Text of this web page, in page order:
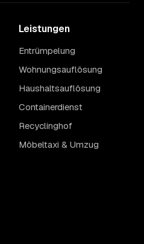
Leistungen
Entrümpelung
Wohnungsauflösung
Haushaltsauflösung
Containerdienst
Recyclinghof
Möbeltaxi & Umzug